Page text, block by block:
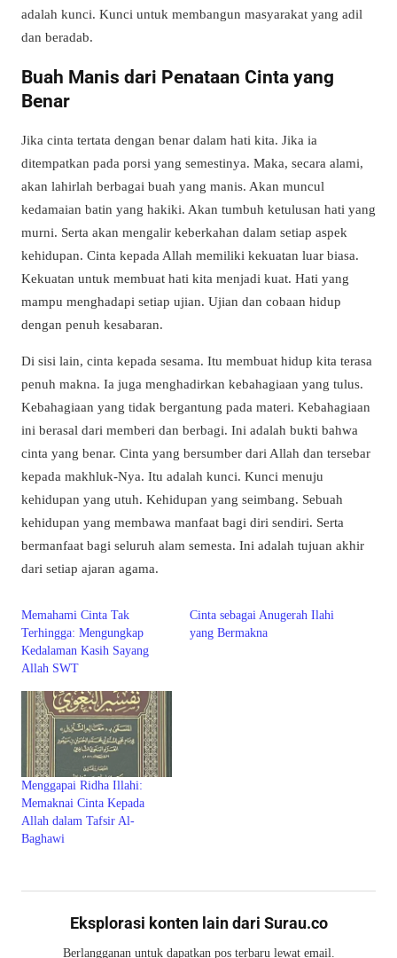
adalah kunci. Kunci untuk membangun masyarakat yang adil
dan beradab.
Buah Manis dari Penataan Cinta yang
Benar
Jika cinta tertata dengan benar dalam hati kita. Jika ia
ditempatkan pada porsi yang semestinya. Maka, secara alami,
akan lahirlah berbagai buah yang manis. Akan muncul
kedamaian batin yang hakiki. Akan tumbuh ketulusan hati yang
murni. Serta akan mengalir keberkahan dalam setiap aspek
kehidupan. Cinta kepada Allah memiliki kekuatan luar biasa.
Kekuatan untuk membuat hati kita menjadi kuat. Hati yang
mampu menghadapi setiap ujian. Ujian dan cobaan hidup
dengan penuh kesabaran.
Di sisi lain, cinta kepada sesama. Itu membuat hidup kita terasa
penuh makna. Ia juga menghadirkan kebahagiaan yang tulus.
Kebahagiaan yang tidak bergantung pada materi. Kebahagiaan
ini berasal dari memberi dan berbagi. Ini adalah bukti bahwa
cinta yang benar. Cinta yang bersumber dari Allah dan tersebar
kepada makhluk-Nya. Itu adalah kunci. Kunci menuju
kehidupan yang utuh. Kehidupan yang seimbang. Sebuah
kehidupan yang membawa manfaat bagi diri sendiri. Serta
bermanfaat bagi seluruh alam semesta. Ini adalah tujuan akhir
dari setiap ajaran agama.
Memahami Cinta Tak
Terhingga: Mengungkap
Kedalaman Kasih Sayang
Allah SWT
Cinta sebagai Anugerah Ilahi
yang Bermakna
Menggapai Ridha Illahi:
Memaknai Cinta Kepada
Allah dalam Tafsir Al-
Baghawi
Eksplorasi konten lain dari Surau.co
Berlangganan untuk dapatkan pos terbaru lewat email.